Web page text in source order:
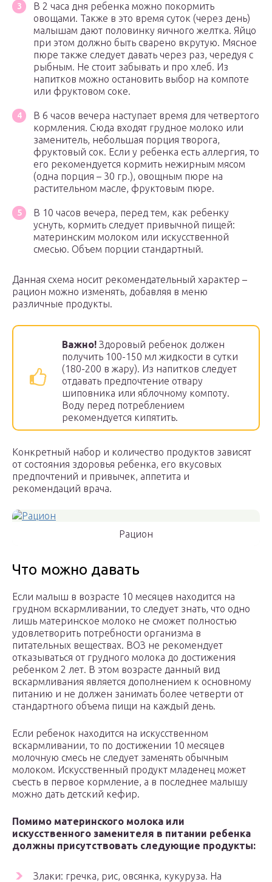
В 2 часа дня ребенка можно покормить
овощами. Также в это время суток (через день)
малышам дают половинку яичного желтка. Яйцо
при этом должно быть сварено вкрутую. Мясное
пюре также следует давать через раз, чередуя с
рыбным. Не стоит забывать и про хлеб. Из
напитков можно остановить выбор на компоте
или фруктовом соке.
В 6 часов вечера наступает время для четвертого
кормления. Сюда входят грудное молоко или
заменитель, небольшая порция творога,
фруктовый сок. Если у ребенка есть аллергия, то
его рекомендуется кормить нежирным мясом
(одна порция – 30 гр.), овощным пюре на
растительном масле, фруктовым пюре.
В 10 часов вечера, перед тем, как ребенку
уснуть, кормить следует привычной пищей:
материнским молоком или искусственной
смесью. Объем порции стандартный.
Данная схема носит рекомендательный характер –
рацион можно изменять, добавляя в меню
различные продукты.
Важно! Здоровый ребенок должен
получить 100-150 мл жидкости в сутки
(180-200 в жару). Из напитков следует
отдавать предпочтение отвару
шиповника или яблочному компоту.
Воду перед потреблением
рекомендуется кипятить.
Конкретный набор и количество продуктов зависят
от состояния здоровья ребенка, его вкусовых
предпочтений и привычек, аппетита и
рекомендаций врача.
Рацион
Что можно давать
Если малыш в возрасте 10 месяцев находится на
грудном вскармливании, то следует знать, что одно
лишь материнское молоко не сможет полностью
удовлетворить потребности организма в
питательных веществах. ВОЗ не рекомендует
отказываться от грудного молока до достижения
ребенком 2 лет. В этом возрасте данный вид
вскармливания является дополнением к основному
питанию и не должен занимать более четверти от
стандартного объема пищи на каждый день.
Если ребенок находится на искусственном
вскармливании, то по достижении 10 месяцев
молочную смесь не следует заменять обычным
молоком. Искусственный продукт младенец может
съесть в первое кормление, а в последнее малышу
можно дать детский кефир.
Помимо материнского молока или
искусственного заменителя в питании ребенка
должны присутствовать следующие продукты:
Злаки: гречка, рис, овсянка, кукуруза. На